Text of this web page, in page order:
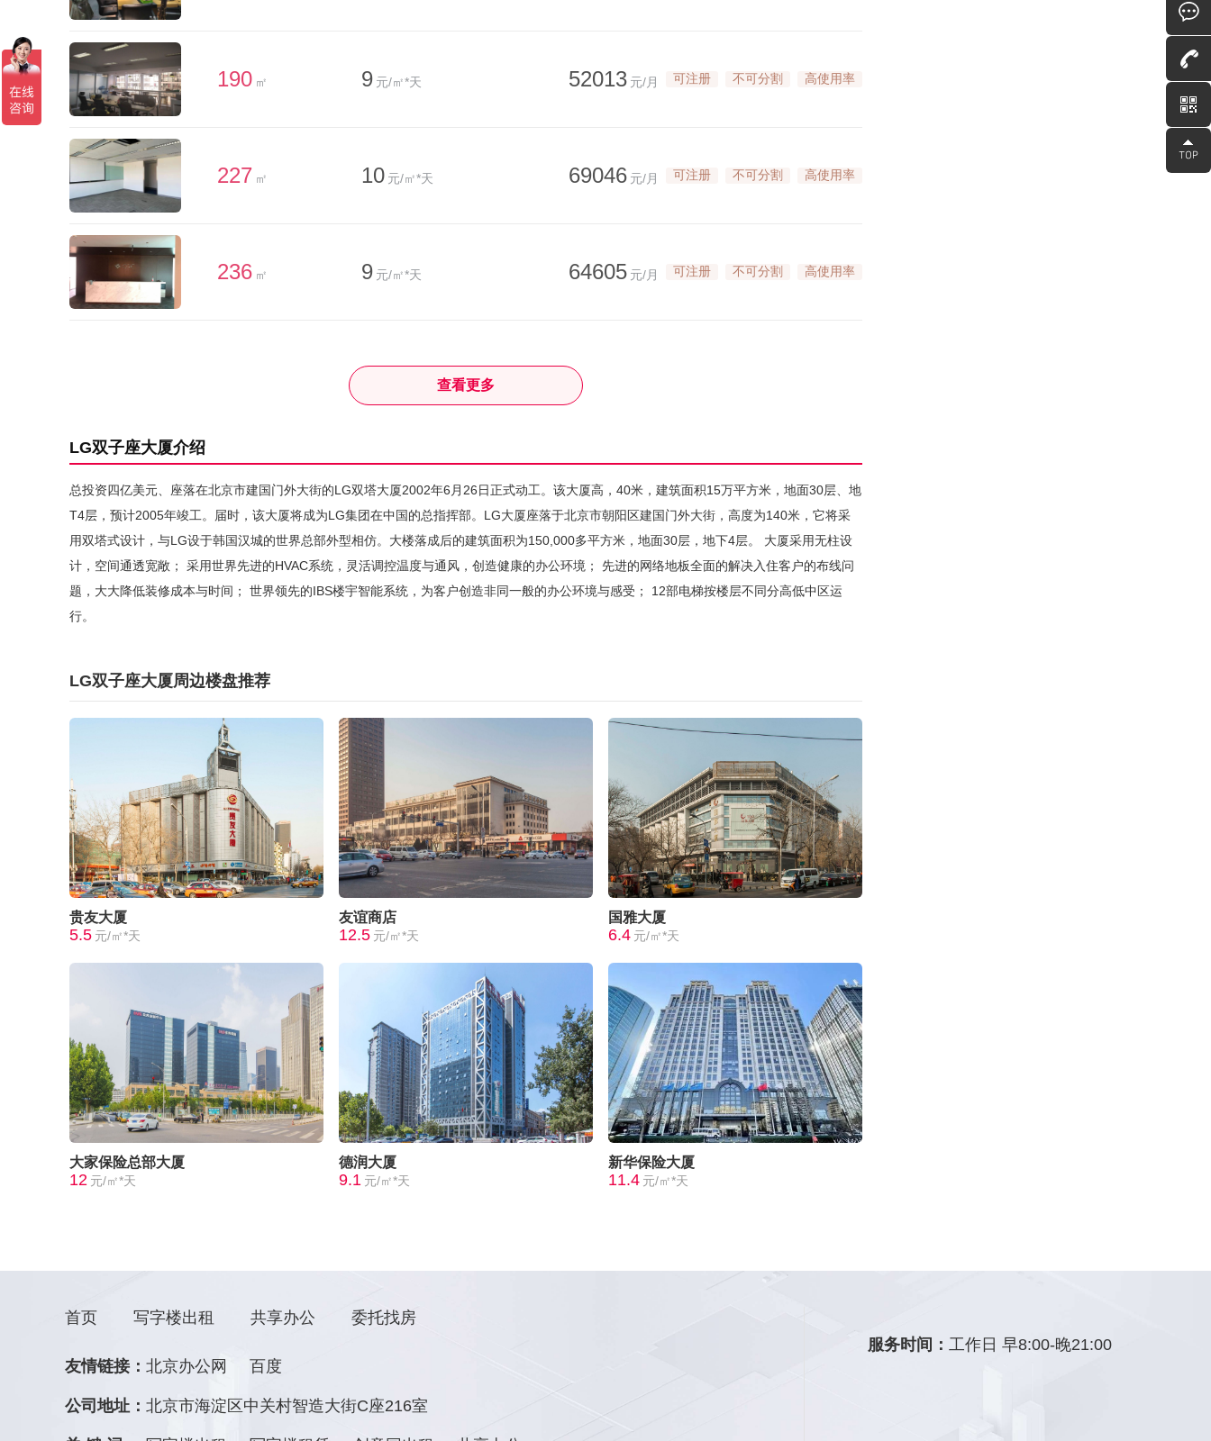
190 ㎡ 9 元/㎡*天 52013 元/月 可注册 不可分割 高使用率
227 ㎡ 10 元/㎡*天 69046 元/月 可注册 不可分割 高使用率
236 ㎡ 9 元/㎡*天 64605 元/月 可注册 不可分割 高使用率
查看更多
LG双子座大厦介绍
总投资四亿美元、座落在北京市建国门外大街的LG双塔大厦2002年6月26日正式动工。该大厦高，40米，建筑面积15万平方米，地面30层、地
T4层，预计2005年竣工。届时，该大厦将成为LG集团在中国的总指挥部。LG大厦座落于北京市朝阳区建国门外大街，高度为140米，它将采
用双塔式设计，与LG设于韩国汉城的世界总部外型相仿。大楼落成后的建筑面积为150,000多平方米，地面30层，地下4层。 大厦采用无柱设
计，空间通透宽敞； 采用世界先进的HVAC系统，灵活调控温度与通风，创造健康的办公环境； 先进的网络地板全面的解决入住客户的布线问
题，大大降低装修成本与时间； 世界领先的IBS楼宇智能系统，为客户创造非同一般的办公环境与感受； 12部电梯按楼层不同分高低中区运
行。
LG双子座大厦周边楼盘推荐
贵友大厦
5.5 元/㎡*天
友谊商店
12.5 元/㎡*天
国雅大厦
6.4 元/㎡*天
大家保险总部大厦
12 元/㎡*天
德润大厦
9.1 元/㎡*天
新华保险大厦
11.4 元/㎡*天
首页 写字楼出租 共享办公 委托找房
友情链接： 北京办公网 百度
公司地址： 北京市海淀区中关村智造大街C座216室
服务时间：工作日 早8:00-晚21:00